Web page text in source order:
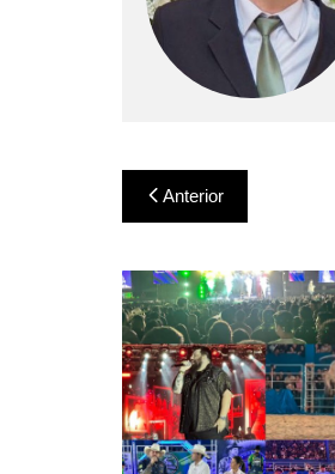
Navegação
de
Post
Anterior